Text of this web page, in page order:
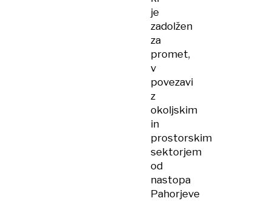
je
zadolžen
za
promet,
v
povezavi
z
okoljskim
in
prostorskim
sektorjem
od
nastopa
Pahorjeve